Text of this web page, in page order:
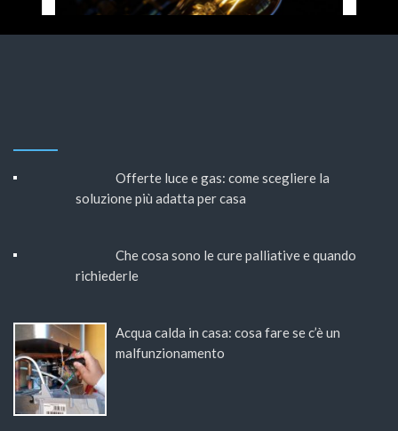
Offerte luce e gas: come scegliere la
soluzione più adatta per casa
Che cosa sono le cure palliative e quando
richiederle
Acqua calda in casa: cosa fare se c’è un
malfunzionamento